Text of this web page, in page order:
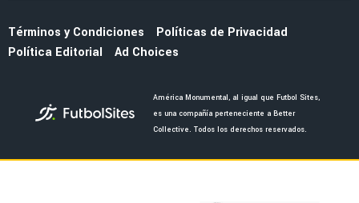
bombazos que pidió Guillermo Almada